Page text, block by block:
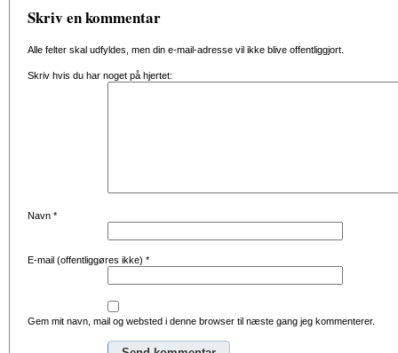
Skriv en kommentar
Alle felter skal udfyldes, men din e-mail-adresse vil ikke blive offentliggjort.
Skriv hvis du har noget på hjertet:
Navn *
E-mail (offentliggøres ikke) *
Gem mit navn, mail og websted i denne browser til næste gang jeg kommenterer.